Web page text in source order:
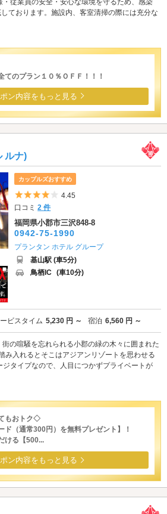
従業員の安全・安心な環境を守るため、感染
ております。施設内、客室清掃の際には充分な
てのプラン１０％ＯＦＦ！！！
ン内容をもっと見る
ルナ)
カップルズおすすめ
5つ星のうち4
4.45
口コミ2 件
福岡県小郡市三沢848-8
0942-75-1990
プランタン ホテル グループ
基山駅 (車5分)
鳥栖IC (車10分)
ビスタイム 5,230 円 ～ 宿泊 6,560 円 ～
の喧騒を忘れられる小郡の緑の木々に囲まれた
み入れるとそこはアジアンリゾートを思わせる
タイプなので、人目につかずプライベートが
もおトク◇
ド（通常300円）を無料プレゼント】！
ける【500...
ン内容をもっと見る